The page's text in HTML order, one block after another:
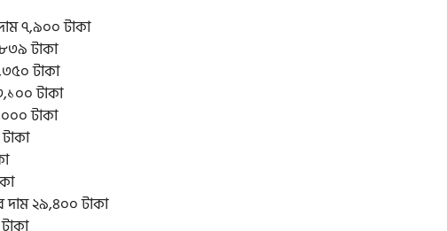
৭,৯০০ টাকা
টাকা
টাকা
টাকা
টাকা
২৯,৪০০ টাকা